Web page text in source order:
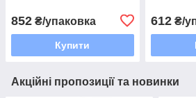
852 ₴/упаковка
Купити
612₴/
Акційні пропозиції та новинки